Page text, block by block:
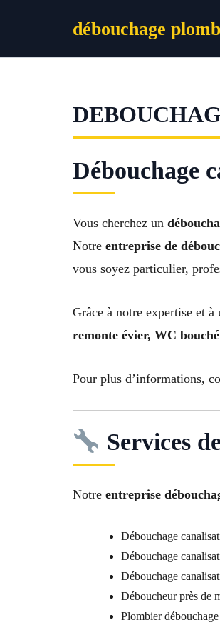
débouchage
Débouchage
Vous cherchez un
Notre entreprise de
vous soyez particulier,
Grâce à notre expertise et
remonte évier, WC
Pour plus d’informations,
Services
Notre entreprise
Débouchage
Débouchage
Débouchage
Déboucheur près de
Plombier